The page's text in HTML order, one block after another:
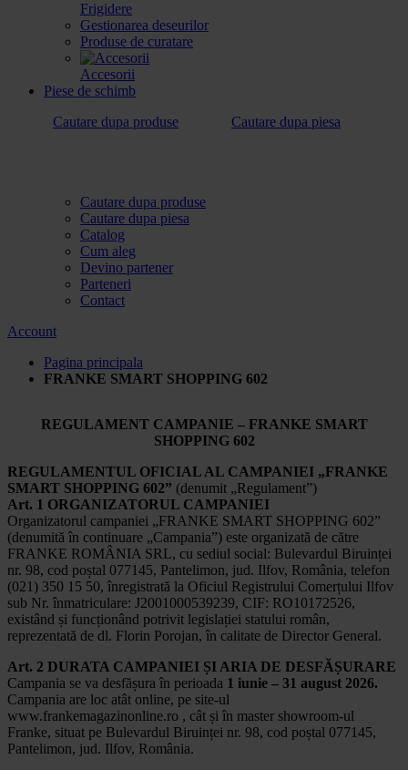
Frigidere
Gestionarea deseurilor
Produse de curatare
Accesorii
Piese de schimb
Cautare dupa produse
Cautare dupa piesa
Cautare dupa produse
Cautare dupa piesa
Catalog
Cum aleg
Devino partener
Parteneri
Contact
Account
Pagina principala
FRANKE SMART SHOPPING 602
REGULAMENT CAMPANIE – FRANKE SMART
SHOPPING 602
REGULAMENTUL OFICIAL AL CAMPANIEI „FRANKE
SMART SHOPPING 602” (denumit „Regulament”)
Art. 1 ORGANIZATORUL CAMPANIEI
Organizatorul campaniei „FRANKE SMART SHOPPING 602”
(denumită în continuare „Campania”) este organizată de către
FRANKE ROMÂNIA SRL, cu sediul social: Bulevardul Biruinței
nr. 98, cod poștal 077145, Pantelimon, jud. Ilfov, România, telefon
(021) 350 15 50, înregistrată la Oficiul Registrului Comerțului Ilfov
sub Nr. înmatriculare: J2001000539239, CIF: RO10172526,
existând și funcționând potrivit legislației statului român,
reprezentată de dl. Florin Porojan, în calitate de Director General.
Art. 2 DURATA CAMPANIEI ȘI ARIA DE DESFĂȘURARE
Campania se va desfășura în perioada 1 iunie – 31 august 2026.
Campania are loc atât online, pe site-ul
www.frankemagazinonline.ro , cât și în master showroom-ul
Franke, situat pe Bulevardul Biruinței nr. 98, cod poștal 077145,
Pantelimon, jud. Ilfov, România.